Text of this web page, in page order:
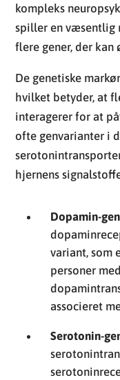
kompleks
spiller en væsentlig
flere gener, der kan
De genetiske
hvilket betyder, at
interagerer for at
ofte genvarianter i
hjernens
Dopamin-
variant, som
personer
associeret
Serotonin-